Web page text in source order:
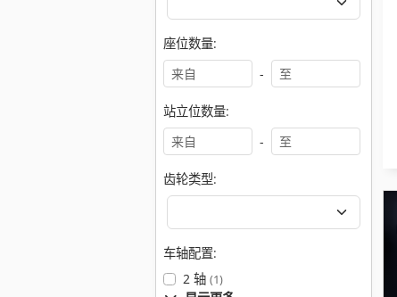
座位数量:
-
站立位数量:
-
齿轮类型:
车轴配置:
2 轴 (1)